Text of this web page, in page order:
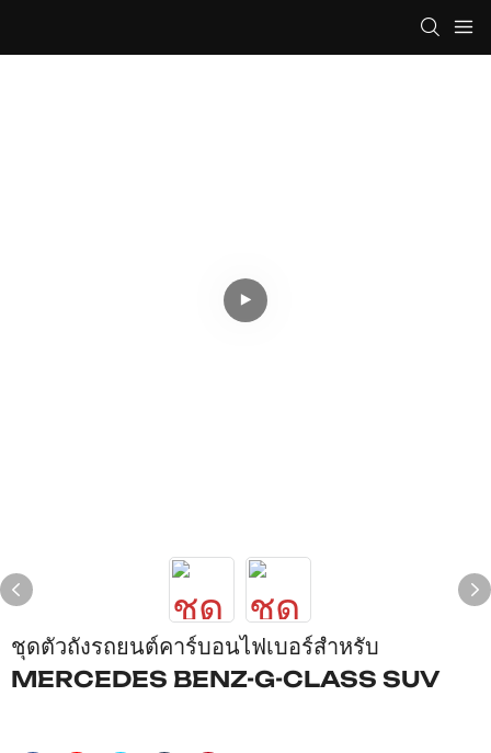
ชุดตัวถังรถยนต์คาร์บอนไฟเบอร์สำหรับ
MERCEDES BENZ-G-CLASS SUV